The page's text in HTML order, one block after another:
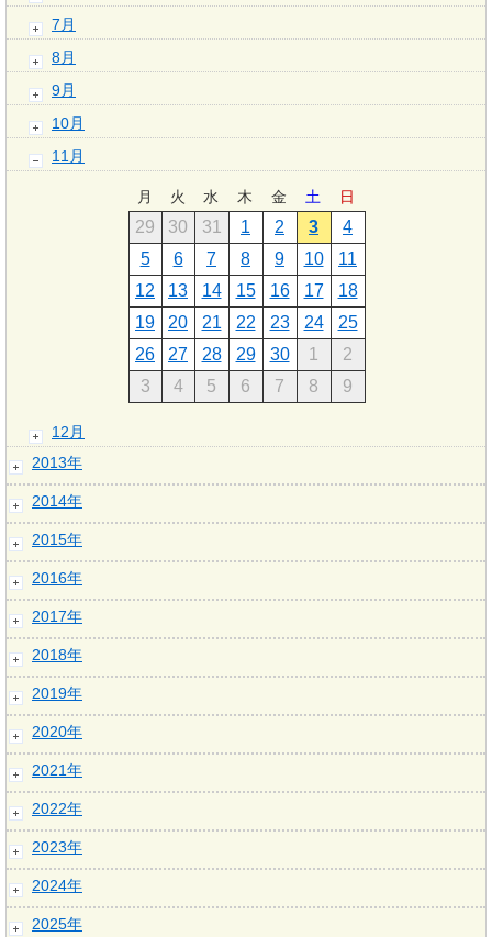
7月
8月
9月
10月
11月
月 火 水 木 金 土 日
29 30 31 1 2 3
4
5
6 7 8 9 10
11
12
13 14 15 16 17
18
19
20 21 22 23 24
25
26
27 28 29 30 1
2
3
4 5 6 7 8 9
12月
2013年
2014年
2015年
2016年
2017年
2018年
2019年
2020年
2021年
2022年
2023年
2024年
2025年